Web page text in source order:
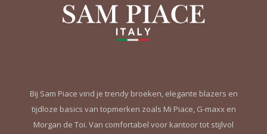
Bij Sam Piace vind je trendy broeken, elegante blazers en
tijdloze basics van topmerken zoals Mi Piace, G-maxx en
Morgan de Toi. Van comfortabel voor kantoor tot stijlvol